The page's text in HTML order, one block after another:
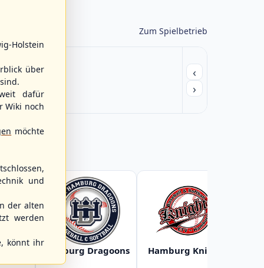
Zum Spielbetrieb
‹
›
Hamburg Dragoons Hamburg Knights
Holstein
über
dafür
Wiki noch
möchte
und
der alten
werden
könnt ihr